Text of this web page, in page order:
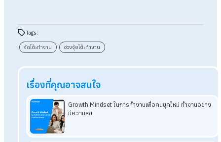
ดวงตามความเหมาะสม ทั้งนี้หากเป็นพวกต้นไม้เล็กๆจะเป็นสิ่งที่ดีม
เพราะมันสามารถช่วยลดความแรงของสนามแม่เหล็กที่ส่งออกมา
หน้าจอคอมพิวเตอร์ได้เป็นอย่างดี
สรุปวิธีจัดโต๊ะทำงานตามหลักฮวงจุ้ยที่ถู
ต้อง
การจัดโต๊ะทำงานตามหลักฮวงจุ้ย เป็นการสังเกตพลังงานที่มีอิท
ต่อมนุษย์ สิ่งแวดล้อมและธรรมชาติ ซึ่งการจัดโต๊ะในลักษณะทั้งห